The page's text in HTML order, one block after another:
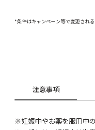
*条件はキャンペーン等で変更され
注意事項
※妊娠中やお薬を服用中